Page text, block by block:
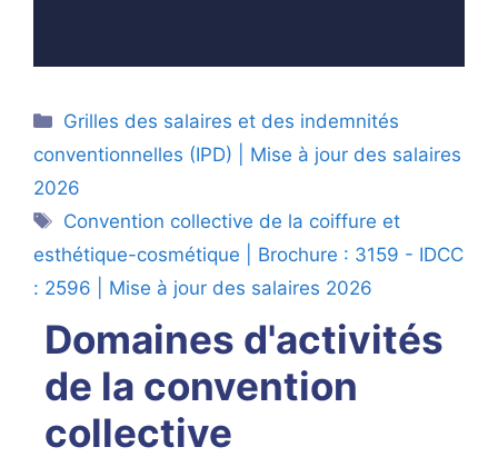
Catégories
Grilles des salaires et des indemnités
conventionnelles (IPD) | Mise à jour des salaires
2026
Étiquettes
Convention collective de la coiffure et
esthétique-cosmétique | Brochure : 3159 - IDCC
: 2596 | Mise à jour des salaires 2026
Domaines d'activités
de la convention
collective